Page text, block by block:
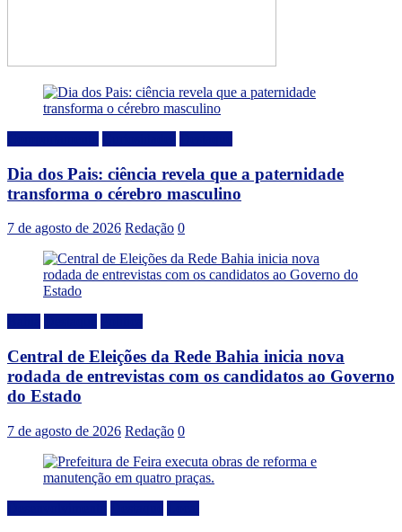
Dia dos Pais: ciência revela que a paternidade
transforma o cérebro masculino
7 de agosto de 2026 Redação 0
Central de Eleições da Rede Bahia inicia nova
rodada de entrevistas com os candidatos ao Governo
do Estado
7 de agosto de 2026 Redação 0